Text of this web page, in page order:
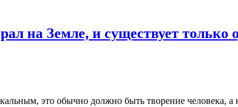
на Земле, и существует только
это обычно должно быть творение